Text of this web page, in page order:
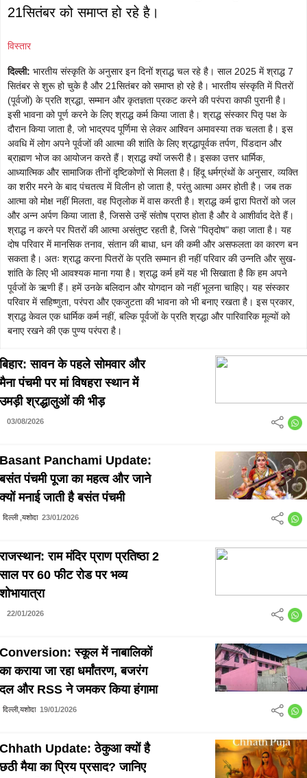
21सितंबर को समाप्त हो रहे है।
विस्तार
दिल्ली: भारतीय संस्कृति के अनुसार इन दिनों श्राद्ध चल रहे है। साल 2025 में श्राद्ध 7
सितंबर से शुरू हो चुके है और 21सितंबर को समाप्त हो रहे है। भारतीय संस्कृति में पितरों
(पूर्वजों) के प्रति श्रद्धा, सम्मान और कृतज्ञता प्रकट करने की परंपरा काफी पुरानी है।
इसी भावना को पूर्ण करने के लिए श्राद्ध कर्म किया जाता है। श्राद्ध संस्कार पितृ पक्ष के
दौरान किया जाता है, जो भाद्रपद पूर्णिमा से लेकर आश्विन अमावस्या तक चलता है। इस
अवधि में लोग अपने पूर्वजों की आत्मा की शांति के लिए श्रद्धापूर्वक तर्पण, पिंडदान और
ब्राह्मण भोज का आयोजन करते हैं। श्राद्ध क्यों जरूरी है। इसका उत्तर धार्मिक,
आध्यात्मिक और सामाजिक तीनों दृष्टिकोणों से मिलता है। हिंदू धर्मग्रंथों के अनुसार, व्यक्ति
का शरीर मरने के बाद पंचतत्व में विलीन हो जाता है, परंतु आत्मा अमर होती है। जब तक
आत्मा को मोक्ष नहीं मिलता, वह पितृलोक में वास करती है। श्राद्ध कर्म द्वारा पितरों को जल
और अन्न अर्पण किया जाता है, जिससे उन्हें संतोष प्राप्त होता है और वे आशीर्वाद देते हैं।
श्राद्ध न करने पर पितरों की आत्मा असंतुष्ट रहती है, जिसे "पितृदोष" कहा जाता है। यह
दोष परिवार में मानसिक तनाव, संतान की बाधा, धन की कमी और असफलता का कारण बन
सकता है। अतः श्राद्ध करना पितरों के प्रति सम्मान ही नहीं परिवार की उन्नति और सुख-
शांति के लिए भी आवश्यक माना गया है। श्राद्ध कर्म हमें यह भी सिखाता है कि हम अपने
पूर्वजों के ऋणी हैं। हमें उनके बलिदान और योगदान को नहीं भूलना चाहिए। यह संस्कार
परिवार में सहिष्णुता, परंपरा और एकजुटता की भावना को भी बनाए रखता है। इस प्रकार,
श्राद्ध केवल एक धार्मिक कर्म नहीं, बल्कि पूर्वजों के प्रति श्रद्धा और पारिवारिक मूल्यों को
बनाए रखने की एक पुण्य परंपरा है।
बिहार: सावन के पहले सोमवार और
मैना पंचमी पर मां विषहरा स्थान में
उमड़ी श्रद्धालुओं की भीड़
03/08/2026
Basant Panchami Update:
बसंत पंचमी पूजा का महत्व और जाने
क्यों मनाई जाती है बसंत पंचमी
दिल्ली ,यशोदा 23/01/2026
राजस्थान: राम मंदिर प्राण प्रतिष्ठा 2
साल पर 60 फीट रोड पर भव्य
शोभायात्रा
22/01/2026
Conversion: स्कूल में नाबालिकों
का कराया जा रहा धर्मांतरण, बजरंग
दल और RSS ने जमकर किया हंगामा
दिल्ली,यशोदा 19/01/2026
Chhath Update: ठेकुआ क्यों है
छठी मैया का प्रिय प्रसाद? जानिए